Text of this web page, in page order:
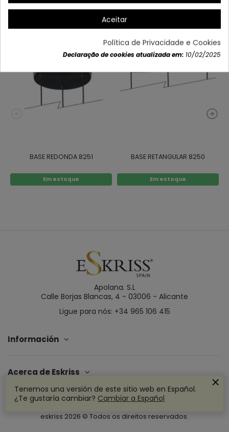
Também poderá gostar
BASE REDONDA 8251
Em estoque
BASE RETANGULAR 8250
Em estoque
Apolana. S.L
Calle Borjas Blancas, 4 - 03006 - Alicante
Ligue para nós: +34 965 106 415
Información
Acerca de Eskriss
eskriss 2026 © Todos os direitos reservados.
Aceitar
Política de Privacidade e Cookies
Declaração de cookies atualizada em: 10/02/2025
Tenemos una versión de este sitio web en Español.
¿Te gustaría cambiar? Cambiar a Español